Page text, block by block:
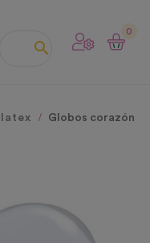

0
Globos corazón